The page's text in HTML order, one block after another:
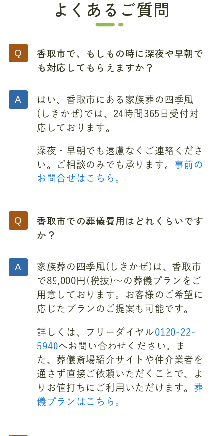
よくあるご質問
香取市で、もしもの時に深夜や早朝で
も対応してもらえますか？
はい、香取市にある家族葬の四季風
(しきかぜ)では、24時間365日受付対
応しております。
深夜・早朝でも遠慮なくご連絡くださ
い。ご相談のみでも承ります。 事前の
お問合せはこちら。
香取市での葬儀費用はどれくらいです
か？
家族葬の四季風(しきかぜ)は、香取市
で89,000円(税抜)～の葬儀プランをご
用意しております。お客様のご希望に
応じたプランのご提案も可能です。
詳しくは、フリーダイヤル0120-22-
5940へお問い合わせください。ま
た、葬儀斎場紹介サイトや仲介業者を
通さず直接ご依頼いただくことで、よ
りお値打ちにご利用いただけます。 葬
儀プランはこちら。